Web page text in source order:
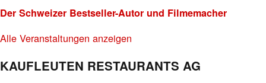
Der Schweizer Bestseller-Autor und Filmemacher
Alle Veranstaltungen anzeigen
KAUFLEUTEN RESTAURANTS AG